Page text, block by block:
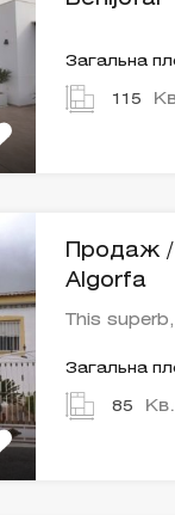
Загальна
115
Продаж /
Algorfa
This
Загальна
85